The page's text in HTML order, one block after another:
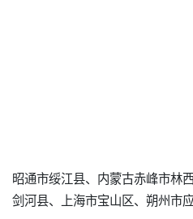
昭通市绥江县、内蒙古赤峰市林
剑河县、上海市宝山区、朔州市